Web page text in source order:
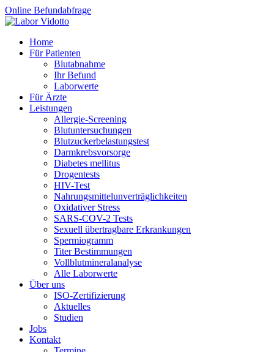
Online Befundabfrage
Home
Für Patienten
Blutabnahme
Ihr Befund
Laborwerte
Für Ärzte
Leistungen
Allergie-Screening
Blutuntersuchungen
Blutzucker­belastungstest
Darmkrebsvorsorge
Diabetes mellitus
Drogentests
HIV-Test
Nahrungsmittel­unverträglichkeiten
Oxidativer Stress
SARS-COV-2 Tests
Sexuell übertragbare Erkrankungen
Spermiogramm
Titer Bestimmungen
Vollblutmineralanalyse
Alle Laborwerte
Über uns
ISO-Zertifizierung
Aktuelles
Studien
Jobs
Kontakt